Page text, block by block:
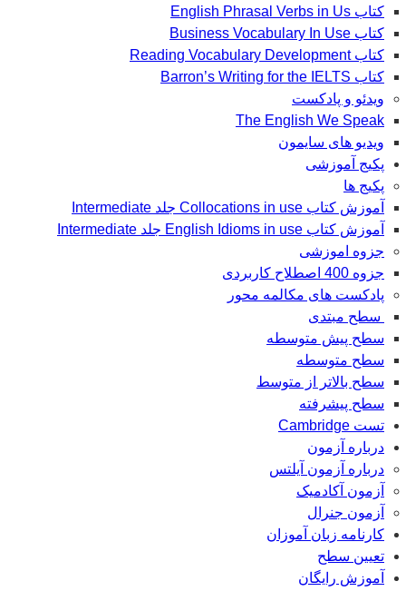
کتاب English Phrasal Verbs in Us
کتاب Business Vocabulary In Use
کتاب Reading Vocabulary Development
کتاب Barron’s Writing for the IELTS
ویدئو و پادکست
The English We Speak
ویدیو های سایمون
پکیج آموزشی
پکیج ها
آموزش کتاب Collocations in use جلد Intermediate
آموزش کتاب English Idioms in use جلد Intermediate
جزوه اموزشی
جزوه 400 اصطلاح کاربردی
پادکست های مکالمه محور
سطح مبتدی
سطح پیش متوسطه
سطح متوسطه
سطح بالاتر از متوسط
سطح پیشرفته
تست Cambridge
درباره آزمون
درباره آزمون آیلتس
آزمون آکادمیک
آزمون جنرال
کارنامه زبان آموزان
تعیین سطح
آموزش رایگان